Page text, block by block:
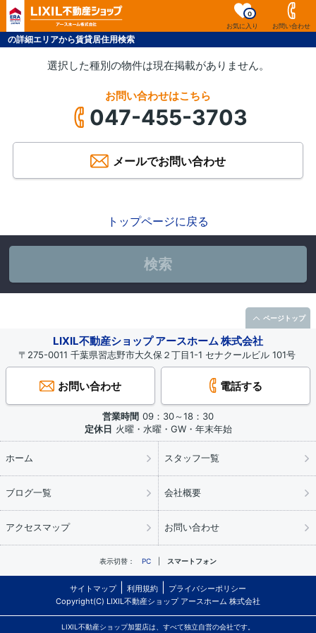
お気に入り
0
お問い合わせ
の詳細エリアから賃貸居住用検索
選択した種別の物件は現在掲載がありません。
お問い合わせはこちら
047-455-3703
メールでお問い合わせ
トップページに戻る
検索
LIXIL不動産ショップ アースホーム 株式会社
〒275-0011 千葉県習志野市大久保２丁目1-1 セナクールビル 101号
お問い合わせ 電話する
営業時間 09：30～18：30
定休日 火曜・水曜・GW・年末年始
ホーム スタッフ一覧
ブログ一覧 会社概要
アクセスマップ お問い合わせ
表示切替： PC スマートフォン
サイトマップ 利用規約
プライバシーポリシー
Copyright(C) LIXIL不動産ショップ アースホーム 株式会社
LIXIL不動産ショップ加盟店は、すべて独立自営の会社です。
ページトップ